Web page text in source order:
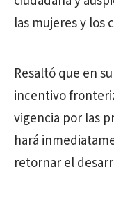
las mujeres y los
Resaltó que en
incentivo
vigencia por las
hará
retornar el